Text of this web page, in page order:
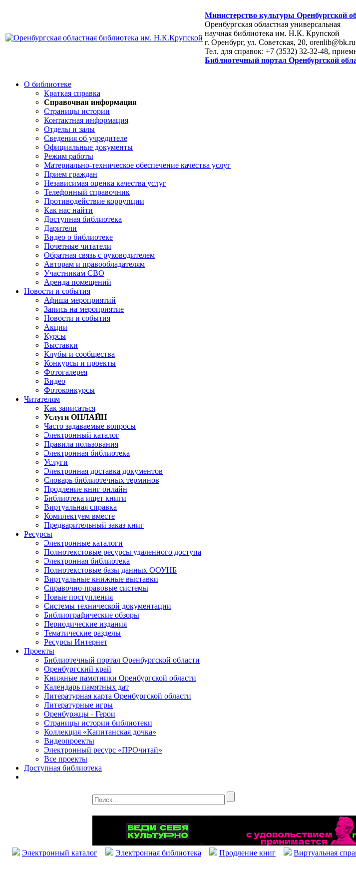
Министерство культуры Оренбургской
Оренбургская областная универсальная
научная библиотека им. Н.К. Крупской
г. Оренбург, ул. Советская, 20, orenlib@bk.ru
Тел. для справок: +7 (3532) 32-32-48,
Библиотечный портал Оренбургской
О библиотеке
Краткая справка
Справочная информация
Страницы истории
Контактная информация
Отделы и залы
Сведения об учредителе
Официальные документы
Режим работы
Материально-техническое обеспечение качества услуг
Прием граждан
Независимая оценка качества услуг
Телефонный справочник
Противодействие коррупции
Как нас найти
Доступная библиотека
Дарители
Видео о библиотеке
Почетные читатели
Обратная связь с руководителем
Авторам и правообладателям
Участникам СВО
Аренда помещений
Новости и события
Афиша мероприятий
Запись на мероприятие
Новости и события
Акции
Курсы
Выставки
Клубы и сообщества
Конкурсы и проекты
Фотогалерея
Видео
Фотоконкурсы
Читателям
Как записаться
Услуги ОНЛАЙН
Часто задаваемые вопросы
Электронный каталог
Правила пользования
Электронная библиотека
Услуги
Электронная доставка документов
Словарь библиотечных терминов
Продление книг онлайн
Библиотека ищет книги
Виртуальная справка
Комплектуем вместе
Предварительный заказ книг
Ресурсы
Электронные каталоги
Полнотекстовые ресурсы удаленного доступа
Электронная библиотека
Полнотекстовые базы данных ООУНБ
Виртуальные книжные выставки
Справочно-правовые системы
Новые поступления
Cистемы технической документации
Библиографические обзоры
Периодические издания
Тематические разделы
Ресурсы Интернет
Проекты
Библиотечный портал Оренбургской области
Оренбургский край
Книжные памятники Оренбургской области
Календарь памятных дат
Литературная карта Оренбургской области
Литературные игры
Оренбуржцы - Герои
Страницы истории библиотеки
Коллекция «Капитанская дочка»
Видеопроекты
Электронный ресурс «ПРОчитай»
Все проекты
Доступная библиотека
Электронный каталог Электронная библиотека Продление книг Виртуальная